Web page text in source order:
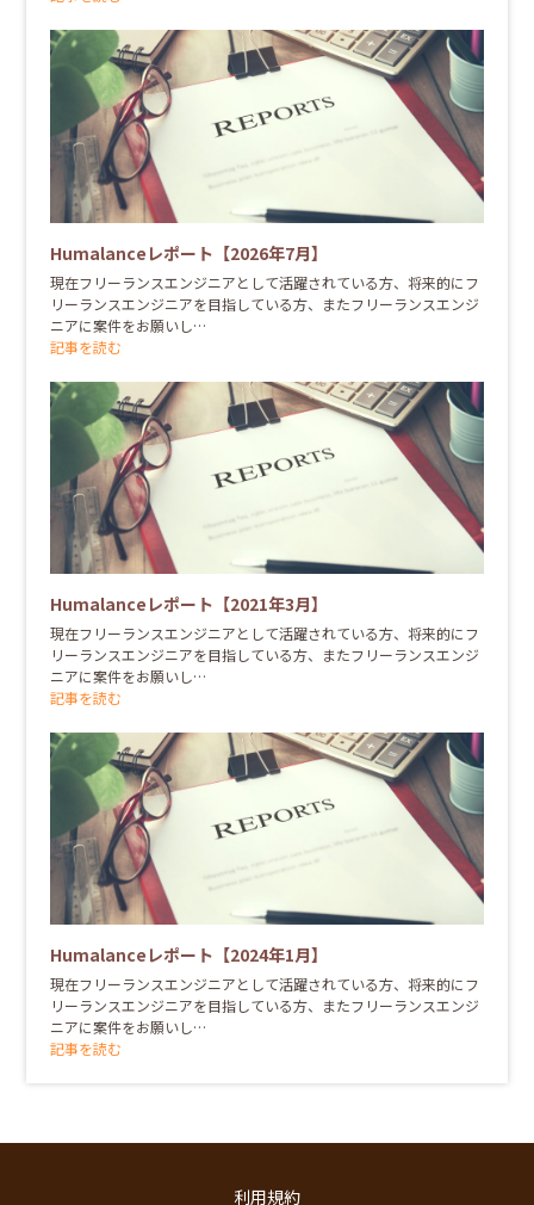
Humalanceレポート【2026年7月】
現在フリーランスエンジニアとして活躍されている方、将来的にフ
リーランスエンジニアを目指している方、またフリーランスエンジ
ニアに案件をお願いし…
記事を読む
Humalanceレポート【2021年3月】
現在フリーランスエンジニアとして活躍されている方、将来的にフ
リーランスエンジニアを目指している方、またフリーランスエンジ
ニアに案件をお願いし…
記事を読む
Humalanceレポート【2024年1月】
現在フリーランスエンジニアとして活躍されている方、将来的にフ
リーランスエンジニアを目指している方、またフリーランスエンジ
ニアに案件をお願いし…
記事を読む
利用規約